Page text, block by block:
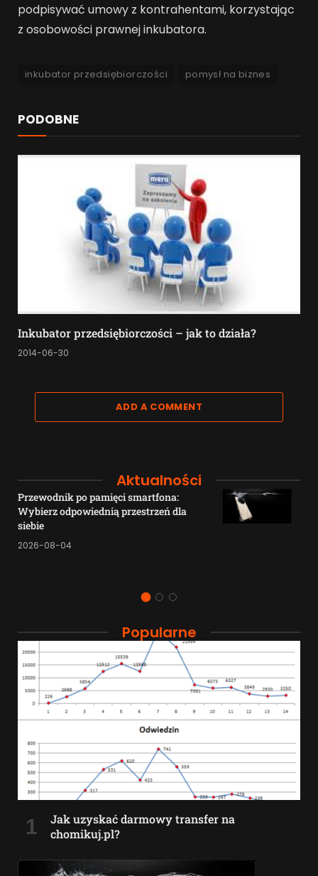
podpisywać umowy z kontrahentami, korzystając
z osobowości prawnej inkubatora.
inkubator przedsiębiorczości pomysł na biznes
PODOBNE
Inkubator przedsiębiorczości – jak to działa?
2014-06-30
ADD A COMMENT
Aktualności
Przewodnik po pamięci smartfona:
Wybierz odpowiednią przestrzeń dla
siebie
2026-08-04
Popularne
Jak uzyskać darmowy transfer na
chomikuj.pl?